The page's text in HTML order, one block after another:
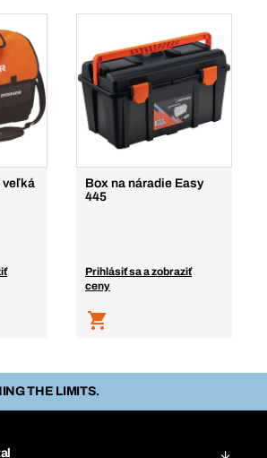
veľká
Box na náradie Easy
445
Prihlásiť sa a zobraziť
ceny
THE LIMITS.